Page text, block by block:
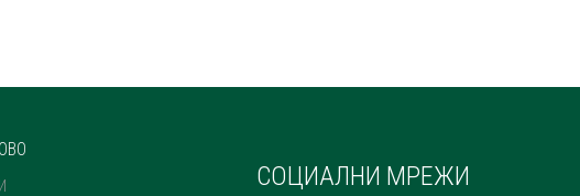
СОЦИАЛНИ МРЕЖИ